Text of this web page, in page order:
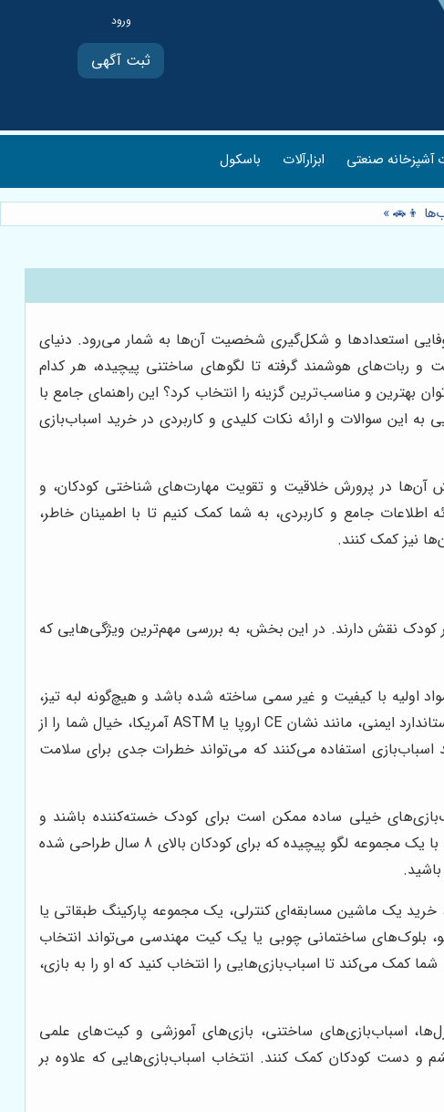
ثبت آگهی
آشپزخانه صنعتی ابزارآلات باسکول
👦🚗
»
استعدادها و شکل‌گیری شخصیت آن‌ها به شمار می‌رود. دنیای
و ربات‌های هوشمند گرفته تا لگوهای ساختنی پیچیده، هر کدام
بهترین و مناسب‌ترین گزینه را انتخاب کرد؟ این راهنمای جامع با
این سوالات و ارائه نکات کلیدی و کاربردی در خرید اسباب‌بازی
آن‌ها در پرورش خلاقیت و تقویت مهارت‌های شناختی کودکان، و
جامع و کاربردی، به شما کمک کنیم تا با اطمینان خاطر،
نیز کمک کنند.
کودک نقش دارند. در این بخش، به بررسی مهم‌ترین ویژگی‌هایی که
اولیه با کیفیت و غیر سمی ساخته شده باشد و هیچ‌گونه لبه تیز،
قطعات کوچک جداشدنی که خطر بلعیده شدن داشته باشند، یا مواد شیمیایی مضر نداشته باشد. اسباب‌بازی‌های دارای استاندارد ایمنی، مانند نشان CE اروپا یا ASTM آمریکا، خیال شما را از
اسباب‌بازی استفاده می‌کنند که می‌تواند خطرات جدی برای سلامت
خیلی ساده ممکن است برای کودک خسته‌کننده باشند و
اسباب‌بازی‌های خیلی پیچیده ممکن است باعث ناامیدی و سردرگمی او شوند. به عنوان مثال، یک کودک 3 ساله نمی‌تواند با یک مجموعه لگو پیچیده که برای کودکان بالای 8 سال طراحی شده
خرید یک ماشین مسابقه‌ای کنترلی، یک مجموعه پارکینگ طبقاتی یا
بلوک‌های ساختمانی چوبی یا یک کیت مهندسی می‌تواند انتخاب
کمک می‌کند تا اسباب‌بازی‌هایی را انتخاب کنید که او را به بازی،
اسباب‌بازی‌های ساختنی، بازی‌های آموزشی و کیت‌های علمی
و دست کودکان کمک کنند. انتخاب اسباب‌بازی‌هایی که علاوه بر